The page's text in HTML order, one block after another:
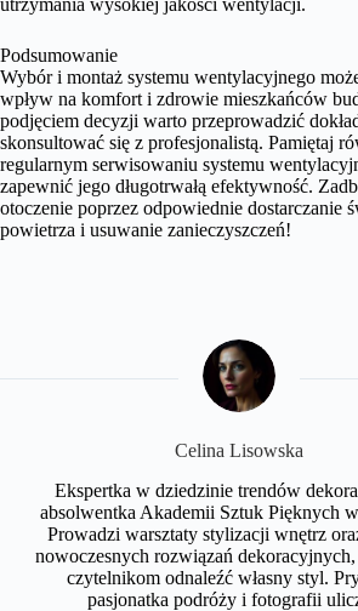
utrzymania wysokiej jakości wentylacji.
Podsumowanie
Wybór i montaż systemu wentylacyjnego
wpływ na komfort i zdrowie mieszkańców
podjęciem decyzji warto przeprowadzić
skonsultować się z profesjonalistą. Pamiętaj
regularnym serwisowaniu systemu
zapewnić jego długotrwałą efektywność.
otoczenie poprzez odpowiednie dostarczanie
powietrza i usuwanie zanieczyszczeń!
Celina Lisowska
Ekspertka w dziedzinie trendów
absolwentka Akademii Sztuk Pięknych
Prowadzi warsztaty stylizacji wnętrz
nowoczesnych rozwiązań
czytelnikom odnaleźć własny styl.
pasjonatka podróży i fotografii